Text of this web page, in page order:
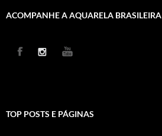
ACOMPANHE A AQUARELA BRASILEIRA
TOP POSTS E PÁGINAS